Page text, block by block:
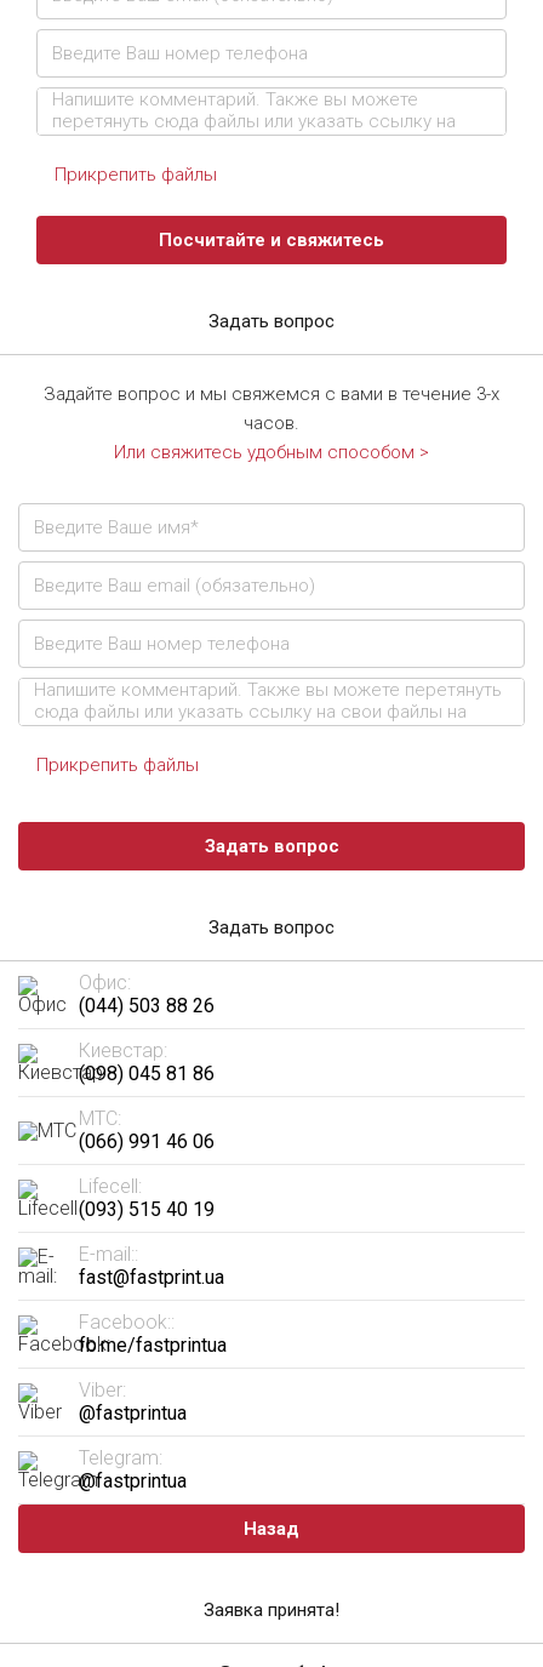
Прикрепить файлы
Посчитайте и свяжитесь
Задать вопрос
Задайте вопрос и мы свяжемся с вами в течение 3-х
часов.
Или свяжитесь удобным способом >
Прикрепить файлы
Задать вопрос
Задать вопрос
Офис:
(044) 503 88 26
Киевстар:
(098) 045 81 86
МТС:
(066) 991 46 06
Lifecell:
(093) 515 40 19
E-mail::
fast@fastprint.ua
Facebook::
fb.me/fastprintua
Viber:
@fastprintua
Telegram:
@fastprintua
Назад
Заявка принята!